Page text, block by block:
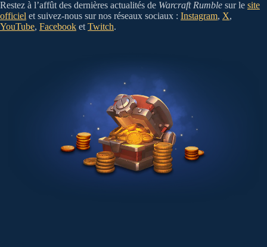
Restez à l’affût des dernières actualités de Warcraft Rumble sur le site
officiel et suivez-nous sur nos réseaux sociaux : Instagram, X,
YouTube, Facebook et Twitch.